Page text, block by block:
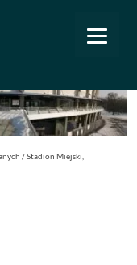
/Stadion Miejski,